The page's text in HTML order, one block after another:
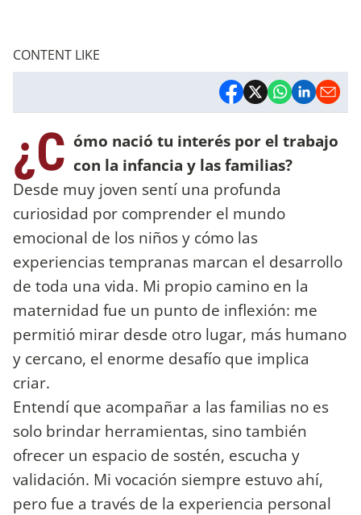
CONTENT LIKE
¿C ómo nació tu interés por el trabajo
con la infancia y las familias?
Desde muy joven sentí una profunda
curiosidad por comprender el mundo
emocional de los niños y cómo las
experiencias tempranas marcan el desarrollo
de toda una vida. Mi propio camino en la
maternidad fue un punto de inflexión: me
permitió mirar desde otro lugar, más humano
y cercano, el enorme desafío que implica
criar.
Entendí que acompañar a las familias no es
solo brindar herramientas, sino también
ofrecer un espacio de sostén, escucha y
validación. Mi vocación siempre estuvo ahí,
pero fue a través de la experiencia personal